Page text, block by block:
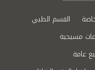
القسم الطبي
مسيحية
عامة